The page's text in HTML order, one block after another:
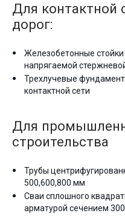
Для контактной
дорог:
Железобетонные стойки
напрягаемой
Трехлучевые
контактной сети
Для
строительства
Трубы
500,600,800 мм
Сваи сплошного
арматурой сечением